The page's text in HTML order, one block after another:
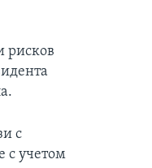
рисков
с
с учетом